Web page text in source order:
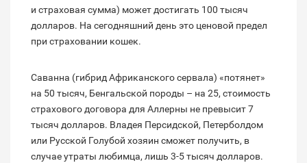
и страховая сумма) может достигать 100 тысяч
долларов. На сегодняшний день это ценовой предел
при страховании кошек.
Саванна (гибрид Африканского сервала) «потянет»
на 50 тысяч, Бенгальской породы – на 25, стоимость
страхового договора для Аллерны не превысит 7
тысяч долларов. Владея Персидской, Петерболдом
или Русской Голубой хозяин сможет получить, в
случае утраты любимца, лишь 3-5 тысяч долларов.